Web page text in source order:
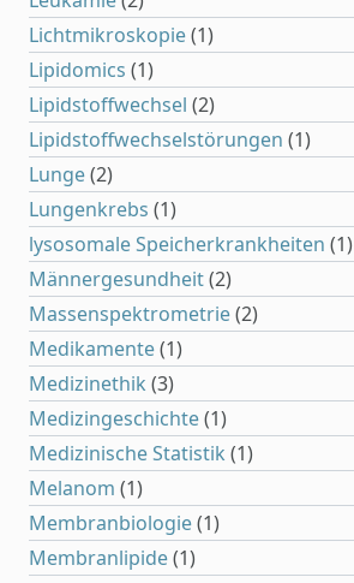
Lichtmikroskopie(1)
Lipidomics (1)
Lipidstoffwechsel (2)
Lipidstoffwechselstörungen (1)
Lunge(2)
Lungenkrebs (1)
lysosomale Speicherkrankheiten (1)
Männergesundheit(2)
Massenspektrometrie(2)
Medikamente(1)
Medizinethik (3)
Medizingeschichte(1)
Medizinische Statistik (1)
Melanom (1)
Membranbiologie(1)
Membranlipide(1)